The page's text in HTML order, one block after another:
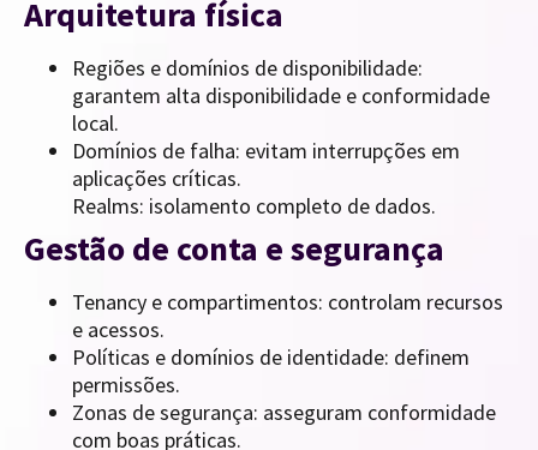
Arquitetura física
Regiões e domínios de disponibilidade:
garantem alta disponibilidade e conformidade
local.
Domínios de falha: evitam interrupções em
aplicações críticas.
Realms: isolamento completo de dados.
Gestão de conta e segurança
Tenancy e compartimentos: controlam recursos
e acessos.
Políticas e domínios de identidade: definem
permissões.
Zonas de segurança: asseguram conformidade
com boas práticas.